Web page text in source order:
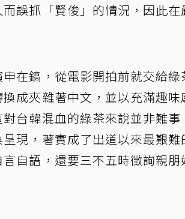
誤抓「賢俊」的情況，因此
在鎬，從電影開拍前就交給
成夾雜著中文，並以充滿趣
台韓混血的綠茶來說並非難
現，著實成了出道以來最艱
自語，還要三不五時徵詢親